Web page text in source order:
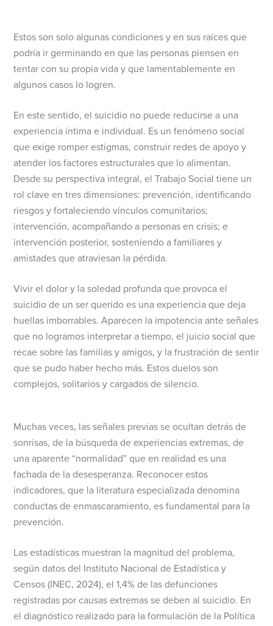
Estos son solo algunas condiciones y en sus raíces que
podría ir germinando en que las personas piensen en
tentar con su propia vida y que lamentablemente en
algunos casos lo logren.
En este sentido, el suicidio no puede reducirse a una
experiencia íntima e individual. Es un fenómeno social
que exige romper estigmas, construir redes de apoyo y
atender los factores estructurales que lo alimentan.
Desde su perspectiva integral, el Trabajo Social tiene un
rol clave en tres dimensiones: prevención, identificando
riesgos y fortaleciendo vínculos comunitarios;
intervención, acompañando a personas en crisis; e
intervención posterior, sosteniendo a familiares y
amistades que atraviesan la pérdida.
Vivir el dolor y la soledad profunda que provoca el
suicidio de un ser querido es una experiencia que deja
huellas imborrables. Aparecen la impotencia ante señales
que no logramos interpretar a tiempo, el juicio social que
recae sobre las familias y amigos, y la frustración de sentir
que se pudo haber hecho más. Estos duelos son
complejos, solitarios y cargados de silencio.
Muchas veces, las señales previas se ocultan detrás de
sonrisas, de la búsqueda de experiencias extremas, de
una aparente “normalidad” que en realidad es una
fachada de la desesperanza. Reconocer estos
indicadores, que la literatura especializada denomina
conductas de enmascaramiento, es fundamental para la
prevención.
Las estadísticas muestran la magnitud del problema,
según datos del Instituto Nacional de Estadística y
Censos (INEC, 2024), el 1,4% de las defunciones
registradas por causas extremas se deben al suicidio. En
el diagnóstico realizado para la formulación de la Política